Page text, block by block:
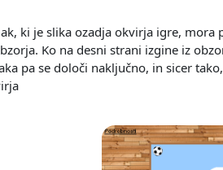
ki je slika ozadja okvirja igre,
Ko na desni strani izgine iz
pa se določi naključno, in sicer